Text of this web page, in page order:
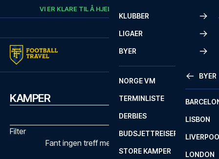
Skip to contentVI ER KLARE TIL Å HJELPE
KLUBBER
LIGAER
BYER
BYER
LISBON
LONDON
NORGE VM
TERMINLISTE
DERBIES
BUDSJETTREISER
STORE KAMPER
KAMPER
Filter
Fant ingen treff med de valgte filtrene